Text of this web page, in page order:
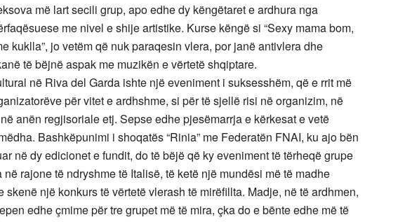
më lart secili grup, apo edhe dy këngëtaret e ardhura nga
me nivel e shije artistike. Kurse këngë si “Sexy mama bom,
kuklla”, jo vetëm që nuk paraqesin vlera, por janë antivlera dhe
të bëjnë aspak me muzikën e vërtetë shqiptare.
në Riva del Garda ishte një eveniment i suksesshëm, që e rrit më
për vitet e ardhshme, si për të sjellë risi në organizim, në
anën regjisoriale etj. Sepse edhe pjesëmarrja e kërkesat e vetë
Bashkëpunimi i shoqatës “Rinia” me Federatën FNAI, ku ajo bën
në dy edicionet e fundit, do të bëjë që ky eveniment të tërheqë grupe
rajone të ndryshme të Italisë, të ketë një mundësi më të madhe
një konkurs të vërtetë vlerash të mirëfillta. Madje, në të ardhmen,
edhe çmime për tre grupet më të mira, çka do e bënte edhe më të